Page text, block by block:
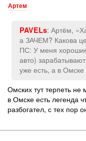
Артем
PAVELs: Артём,
а ЗАЧЕМ? Какова
ПС: У меня
авто)
уже есть, а в
Омских тут терпеть не
в Омске есть легенда
разбогател, с тех пор